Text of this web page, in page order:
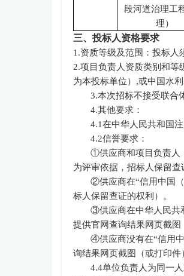
段河道治理工
理）
三、投标人资格要求
1.资质等级及范围： 投标人
2.项目负责人资质类别和等
为本投标单位） ,或中国水
3.本次招标不接受联合
4.其他要求：
4.1在中华人民共和国
4.2信誉要求：
①供应商和项目负责人
为评审依据，招标人保留查
②供应商在“信用中国
标人保留查证的权利）。
③供应商在中华人民共
提供官网查询结果网页截图
④供应商没有在“信用
询结果网页截图（或打印件
4.4单位负责人为同一